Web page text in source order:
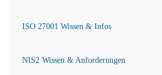
ISO 27001 Wissen & Infos
NIS2 Wissen & Anforderungen